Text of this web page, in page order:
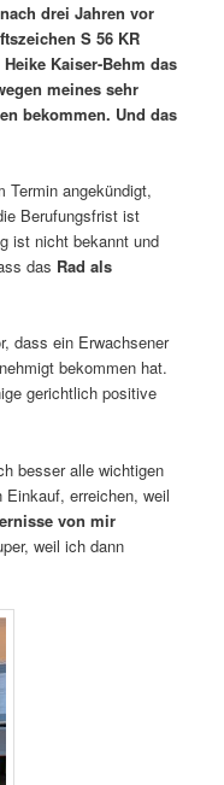
drei Jahren vor
S 56 KR
Kaiser-Behm das
meines sehr
bekommen. Und das
Termin angekündigt,
Berufungsfrist ist
ist nicht bekannt und
das Rad als
dass ein Erwachsener
bekommen hat.
gerichtlich positive
besser alle wichtigen
erreichen, weil
von mir
weil ich dann